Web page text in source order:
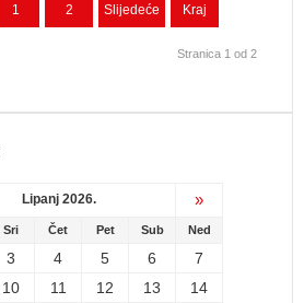
1 2 Slijedeće Kraj
Stranica 1 od 2
Lipanj 2026. »
Sri Čet Pet Sub Ned
3 4 5 6
7
10 11 12 13
14